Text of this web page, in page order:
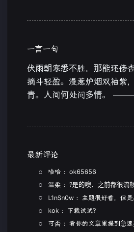
一言一句
伏雨朝寒悉不胜，那能还傍
摘斗轻盈。漫惹炉烟双袖紫
青。人间何处问多情。
最新评论
哈哈 ：ok65656
温柔 ：?是的噢，之前都很流
L1nSn0w ：主题很好看，但
kok ：下载试试?
可否 ：看你的文章里提到急